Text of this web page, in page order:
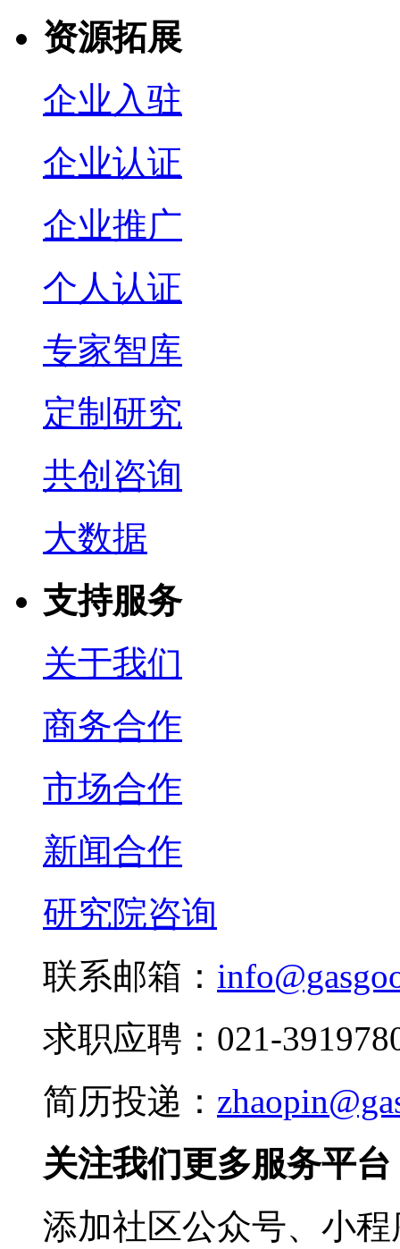
资源拓展
企业入驻
企业认证
企业推广
个人认证
专家智库
定制研究
共创咨询
大数据
支持服务
关于我们
商务合作
市场合作
新闻合作
研究院咨询
联系邮箱：
求职应聘：021-
简历投递：
关注我们更多服务平台
添加社区公众号、小